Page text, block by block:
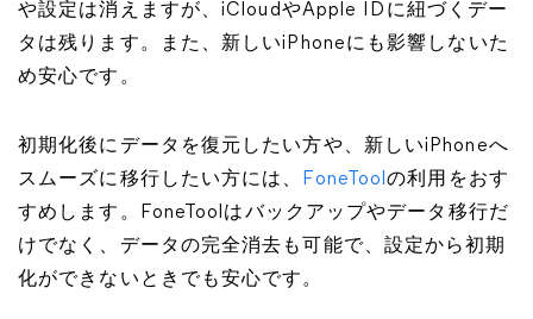
や設定は消えますが、iCloudやApple IDに紐づくデー
タは残ります。また、新しいiPhoneにも影響しないた
め安心です。
初期化後にデータを復元したい方や、新しいiPhoneへ
スムーズに移行したい方には、
FoneToolの利用をおす
すめします。FoneToolはバックアップやデータ移行だ
けでなく、データの完全消去も可能で、設定から初期
化ができないときでも安心です。